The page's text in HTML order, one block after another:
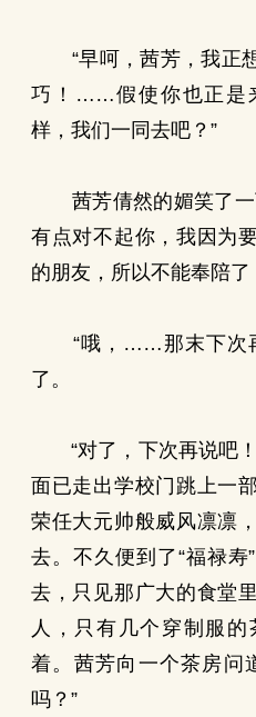
“早呵，茜芳，我正
巧！……假使你也正是
样，我们一同去吧？”
茜芳倩然的媚笑了一
有点对不起你，我因为
的朋友，所以不能奉陪了
“哦，……那末下次再
了。
“对了，下次再说吧！
面已走出学校门跳上一
荣任大元帅般威风凛凛
去。不久便到了“福禄
去，只见那广大的食堂
人，只有几个穿制服
着。茜芳向一个茶房问
吗？”